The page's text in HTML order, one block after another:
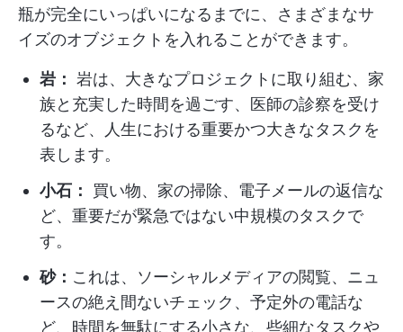
瓶が完全にいっぱいになるまでに、さまざまなサ
イズのオブジェクトを入れることができます。
岩： 岩は、大きなプロジェクトに取り組む、家
族と充実した時間を過ごす、医師の診察を受け
るなど、人生における重要かつ大きなタスクを
表します。
小石：
買い物、家の掃除、電子メールの返信な
ど、重要だが緊急ではない中規模のタスクで
す。
砂： これは、ソーシャルメディアの閲覧、ニュ
ースの絶え間ないチェック、予定外の電話な
ど、時間を無駄にする小さな、些細なタスクや